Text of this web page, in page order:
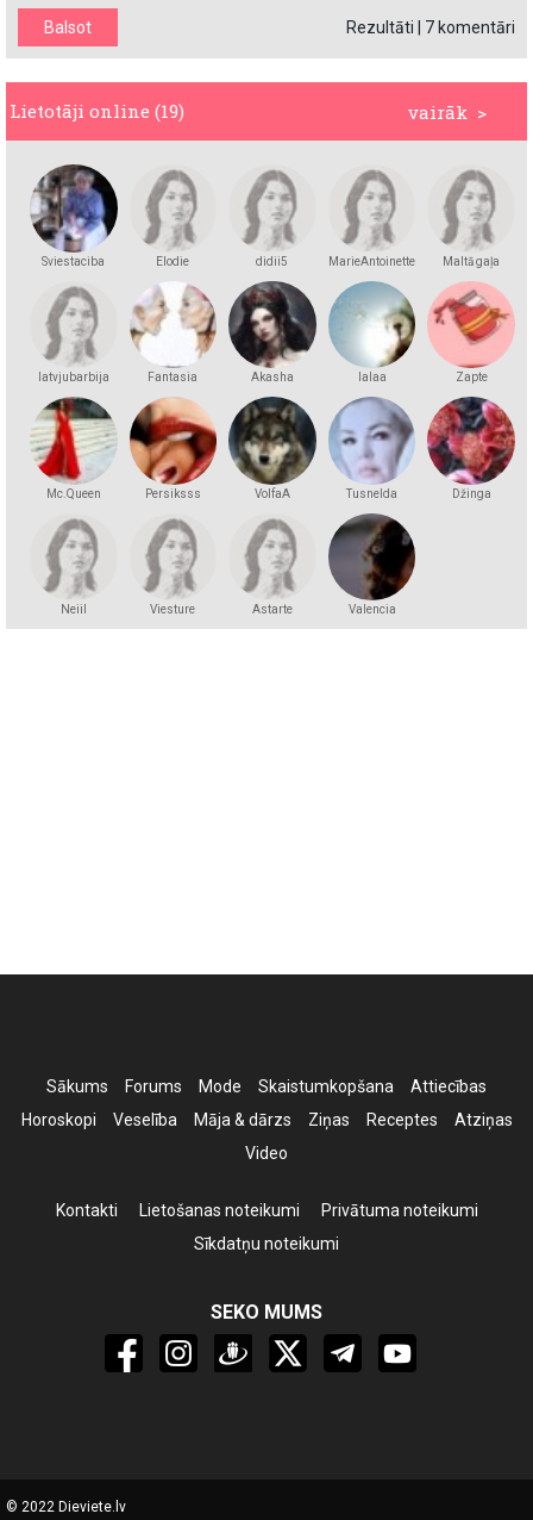
Rezultāti 7 komentāri
vairāk >
Lietotāji online (19)
Sviestaciba Elodie didii5 MarieAntoinette Maltā gaļa
latvjubarbija Fantasia Akasha lalaa Zapte
Mc.Queen Persiksss VolfaA Tusnelda Džinga
Neiil Viesture Astarte Valencia
Sākums Forums Mode Skaistumkopšana
Attiecības
Horoskopi
Veselība Māja & dārzs Ziņas Receptes
Atziņas
Video
Kontakti Lietošanas noteikumi
Privātuma noteikumi
Sīkdatņu noteikumi
SEKO MUMS
© 2022 Dieviete.lv